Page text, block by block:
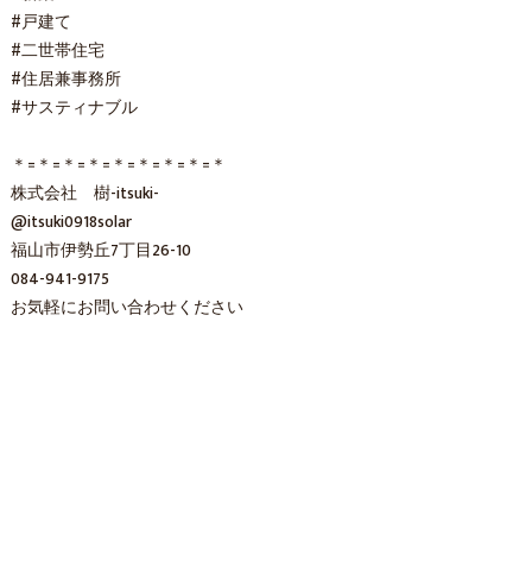
#戸建て
#二世帯住宅
#住居兼事務所
#サスティナブル
＊=＊=＊=＊=＊=＊=＊=＊=＊
株式会社 樹-itsuki-
@itsuki0918solar
福山市伊勢丘7丁目26-10
084-941-9175
お気軽にお問い合わせください